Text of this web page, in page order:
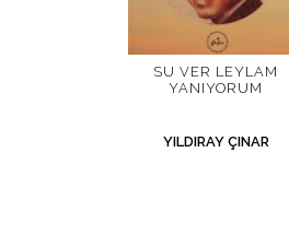
SU VER LEYLAM
YANIYORUM
YILDIRAY ÇINAR